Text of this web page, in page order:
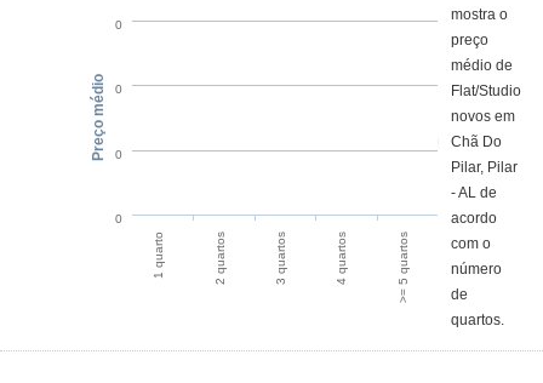
1 quarto 2 quartos 3 quartos 4 quartos >= 5 quartos
0
0
0
0
Preço médio
mostra o
preço
médio de
Flat/Studio
novos em
Chã Do
Pilar, Pilar
- AL de
acordo
com o
número
de
quartos.